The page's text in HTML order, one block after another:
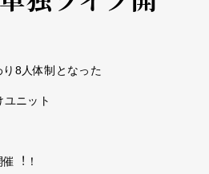
8人体制となった
ユニット
︕！